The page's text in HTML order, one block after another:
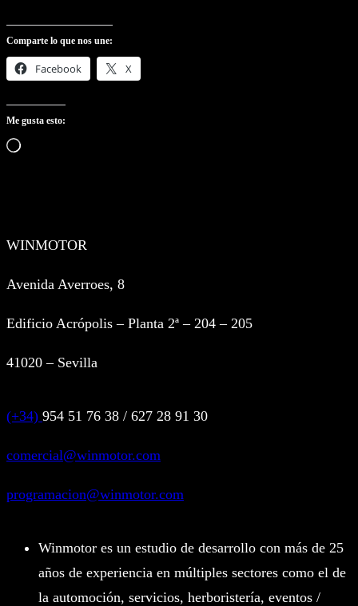
Comparte lo que nos une:
Facebook X
Me gusta esto:
Cargando…
WINMOTOR
Avenida Averroes, 8
Edificio Acrópolis – Planta 2ª – 204 – 205
41020 – Sevilla
(+34) 954 51 76 38 / 627 28 91 30
comercial@winmotor.com
programacion@winmotor.com
Winmotor es un estudio de desarrollo con más de 25
años de experiencia en múltiples sectores como el de
la automoción, servicios, herboristería, eventos /